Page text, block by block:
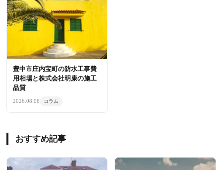
豊中市庄内宝町の防水工事費
用相場と株式会社明康の施工
品質
2026.08.06 コラム
おすすめ記事